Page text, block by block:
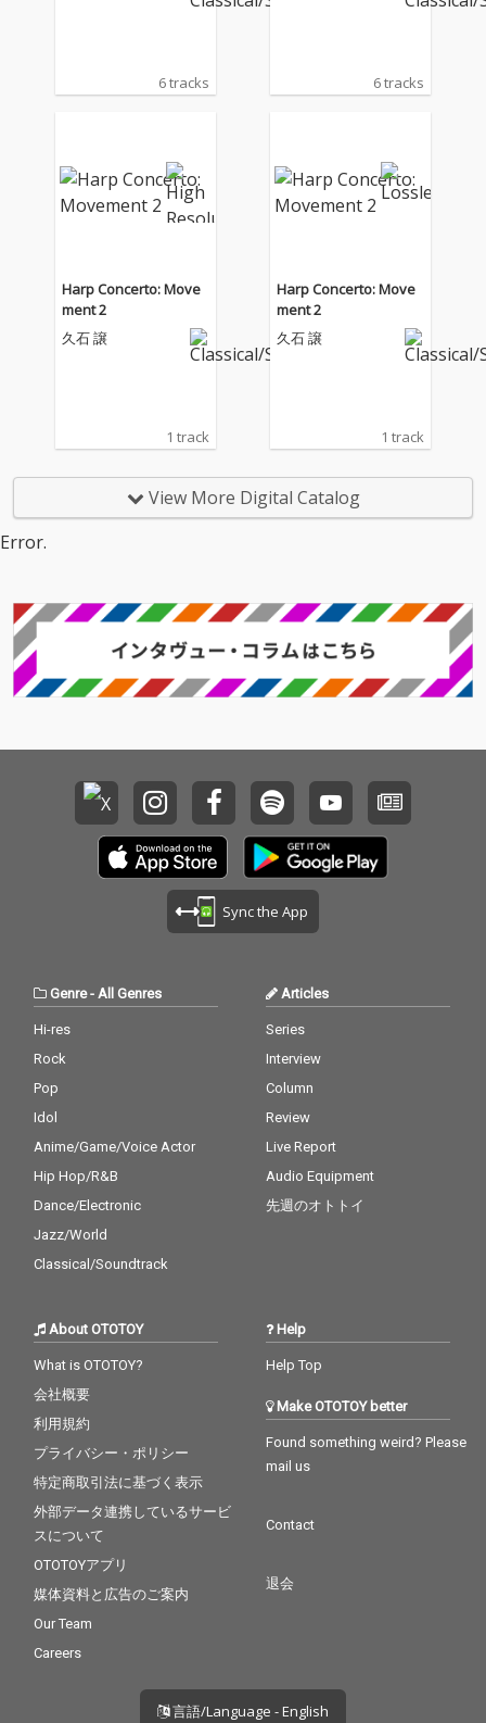
6 tracks 6 tracks
Harp Concerto: Move
ment 2
久石 譲
1 track
Harp Concerto: Move
ment 2
久石 譲
1 track
View More Digital Catalog
Error.
Sync the App
Genre- All Genres
Hi-res
Rock
Pop
Idol
Anime/Game/Voice Actor
Hip Hop/R&B
Dance/Electronic
Jazz/World
Classical/Soundtrack
Articles
Series
Interview
Column
Review
Live Report
Audio Equipment
先週のオトトイ
About OTOTOY
What is OTOTOY?
会社概要
利用規約
プライバシー・ポリシー
特定商取引法に基づく表示
外部データ連携しているサービ
スについて
OTOTOYアプリ
媒体資料と広告のご案内
Our Team
Careers
Help
Help Top
Make OTOTOY better
Found something weird? Please
mail us
Contact
退会
言語/Language - English